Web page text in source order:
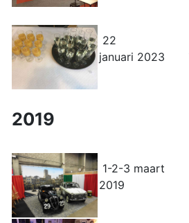
22
januari 2023
2019
1-2-3 maart
2019